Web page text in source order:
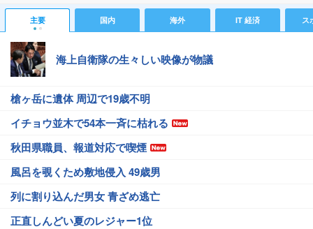
主要 国内 海外 IT 経済 ス
海上自衛隊の生々しい映像が物議
槍ヶ岳に遺体 周辺で19歳不明
イチョウ並木で54本一斉に枯れる
秋田県職員、報道対応で喫煙
風呂を覗くため敷地侵入 49歳男
列に割り込んだ男女 青ざめ逃亡
正直しんどい夏のレジャー1位